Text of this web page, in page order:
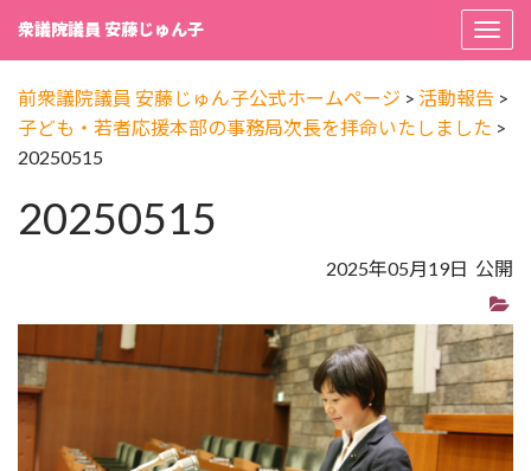
衆議院議員 安藤じゅん子
前衆議院議員 安藤じゅん子公式ホームページ > 活動報告 >
子ども・若者応援本部の事務局次長を拝命いたしました >
20250515
20250515
2025年05月19日 公開